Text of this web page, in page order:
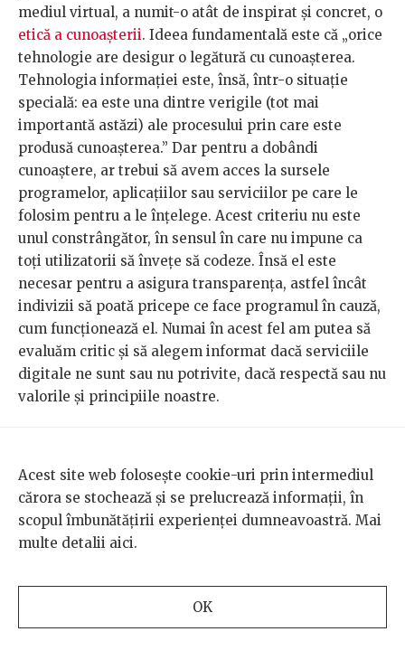
mediul virtual, a numit-o atât de inspirat și concret, o
etică a cunoașterii. Ideea fundamentală este că „orice
tehnologie are desigur o legătură cu cunoașterea.
Tehnologia informației este, însă, într-o situație
specială: ea este una dintre verigile (tot mai
importantă astăzi) ale procesului prin care este
produsă cunoașterea.” Dar pentru a dobândi
cunoaștere, ar trebui să avem acces la sursele
programelor, aplicațiilor sau serviciilor pe care le
folosim pentru a le înțelege. Acest criteriu nu este
unul constrângător, în sensul în care nu impune ca
toți utilizatorii să învețe să codeze. Însă el este
necesar pentru a asigura transparența, astfel încât
indivizii să poată pricepe ce face programul în cauză,
cum funcționează el. Numai în acest fel am putea să
evaluăm critic și să alegem informat dacă serviciile
digitale ne sunt sau nu potrivite, dacă respectă sau nu
valorile și principiile noastre.
etică a cumințeniei; suntem toți o comunitate care nu
face decât să apese pe butoane, fără a ști cu adevărat
ce se întâmplă când facem aceste lucruri. E de înțeles
că ne dorim un Internet confortabil, simplu de înțeles
faptului că atunci când vrem ca totul să ni se dea de-a
Acest site web folosește cookie-uri prin intermediul
cărora se stochează și se prelucrează informații, în
scopul îmbunătățirii experienței dumneavoastră. Mai
multe detalii aici.
OK